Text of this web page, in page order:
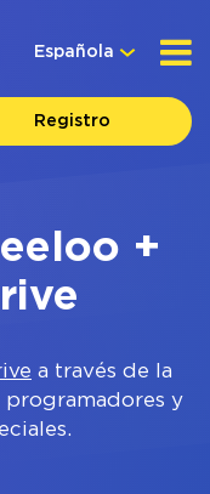
Española
Registro
+
a través de la
programadores y